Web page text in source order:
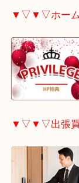
▼▽▼▽LINE
▼▽▼▽ホー